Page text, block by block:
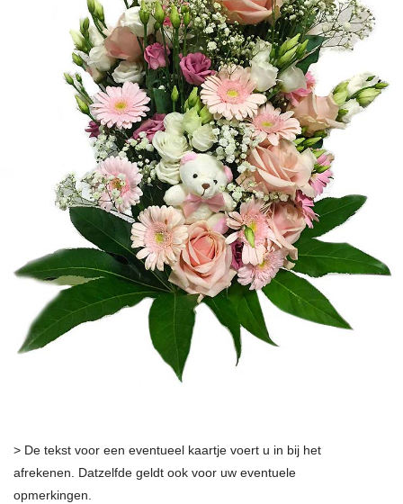
> De tekst voor een eventueel kaartje voert u in bij het
afrekenen. Datzelfde geldt ook voor uw eventuele
opmerkingen.